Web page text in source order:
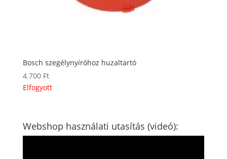
Bosch szegélynyíróhoz huzaltartó
4.700 Ft
Elfogyott
Webshop használati utasítás (videó):